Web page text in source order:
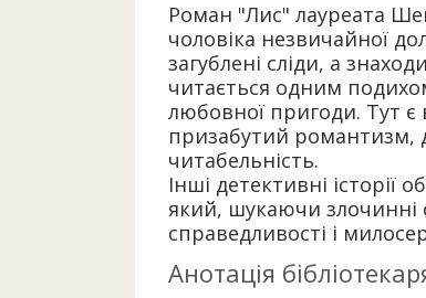
Роман "Лис" лауреата
чоловіка незвичайної
загублені сліди, а
читається одним
любовної пригоди. Тут є
призабутий романтизм,
читабельність.
Інші детективні
який, шукаючи злочинні
справедливості і
Анотація